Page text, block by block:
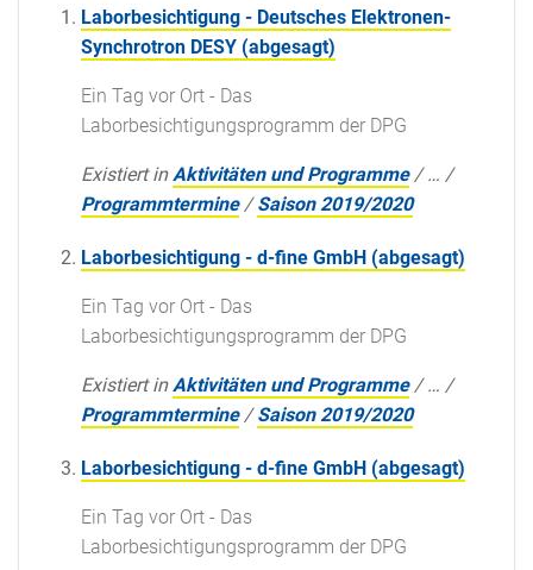
Laborbesichtigung - Deutsches Elektronen-
Synchrotron DESY (abgesagt)
Ein Tag vor Ort - Das
Laborbesichtigungsprogramm der DPG
Existiert in Aktivitäten und Programme /… /
Programmtermine /Saison 2019/2020
Laborbesichtigung - d-fine GmbH (abgesagt)
Ein Tag vor Ort - Das
Laborbesichtigungsprogramm der DPG
Existiert in Aktivitäten und Programme /… /
Programmtermine /Saison 2019/2020
Laborbesichtigung - d-fine GmbH (abgesagt)
Ein Tag vor Ort - Das
Laborbesichtigungsprogramm der DPG